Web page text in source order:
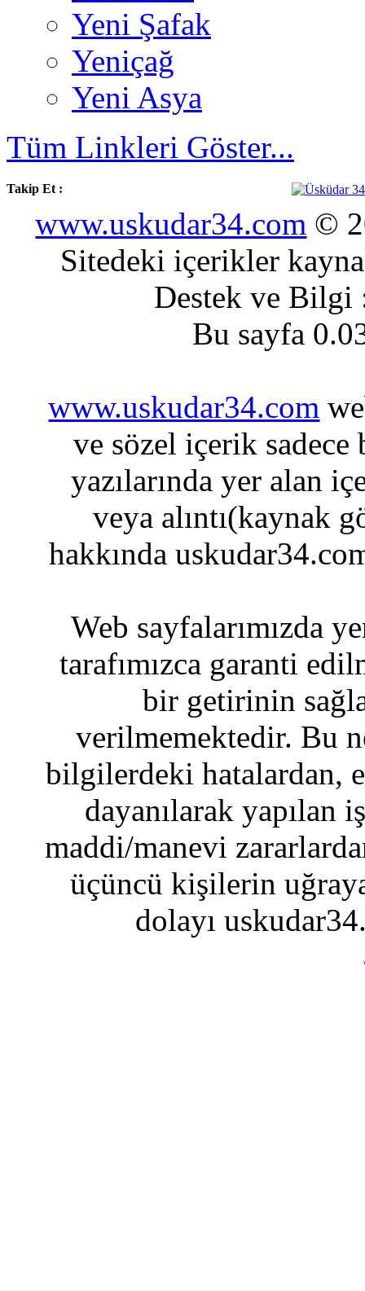
Yeni Şafak
Yeniçağ
Yeni Asya
Tüm Linkleri Göster...
Takip Et :
www.uskudar34.com ©
Sitedeki içerikler
Destek ve
Bu sayfa
www.uskudar34.com
ve sözel içerik sadece
yazılarında yer alan
veya alıntı(kaynak
hakkında
Web sayfalarımızda
tarafımızca garanti
bir getirinin
verilmemektedir. Bu
bilgilerdeki hatalardan,
dayanılarak yapılan
maddi/manevi
üçüncü kişilerin
dolayı